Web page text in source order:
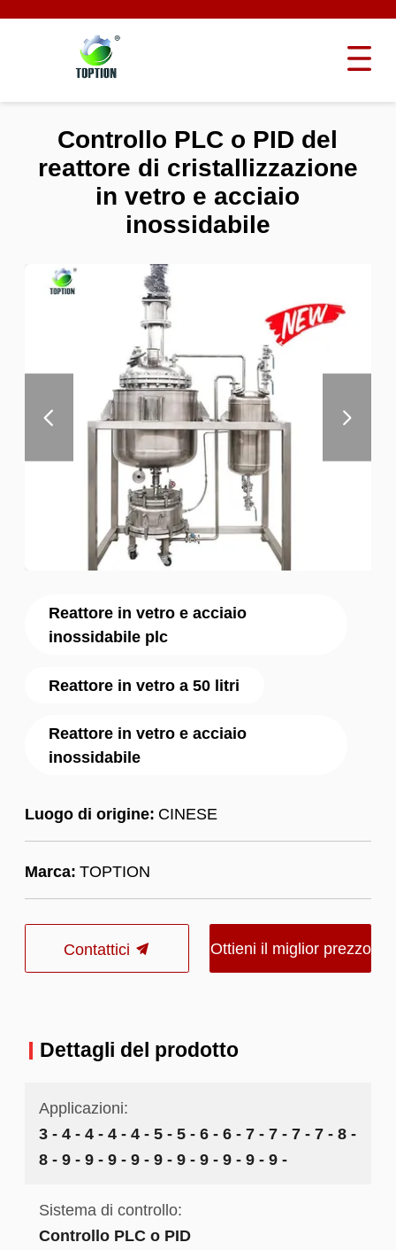
Reattore in vetro e acciaio
inossidabile plc
Reattore in vetro a 50 litri
Reattore in vetro e acciaio
inossidabile
Luogo di origine: CINESE
Marca: TOPTION
Contattici Ottieni il miglior prezzo
Controllo PLC o PID del
reattore di cristallizzazione
in vetro e acciaio
inossidabile
Dettagli del prodotto
Applicazioni:
3 - 4 - 4 - 4 - 4 - 5 - 5 - 6 - 6 - 7 - 7 - 7 - 7 - 8 -
8 - 9 - 9 - 9 - 9 - 9 - 9 - 9 - 9 - 9 - 9 -
Sistema di controllo:
Controllo PLC o PID